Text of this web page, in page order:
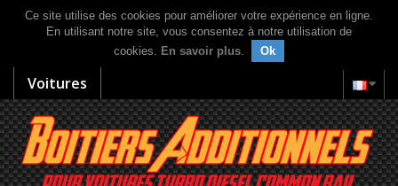
Ce site utilise des cookies pour améliorer votre expérience en ligne.
En utilisant notre site, vous consentez à notre utilisation de
cookies. En savoir plus. Ok
Voitures